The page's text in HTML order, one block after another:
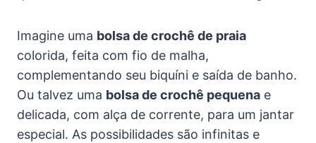
Imagine uma bolsa de crochê de praia
colorida, feita com fio de malha,
complementando seu biquíni e saída de banho.
Ou talvez uma bolsa de crochê pequena e
delicada, com alça de corrente, para um jantar
especial. As possibilidades são infinitas e